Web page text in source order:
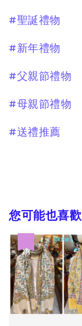
#聖誕禮物
#新年禮物
#父親節禮物
#母親節禮物
#送禮推薦
您可能也喜歡